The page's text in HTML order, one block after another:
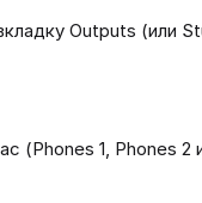
Outputs (или
(Phones 1, Phones 2